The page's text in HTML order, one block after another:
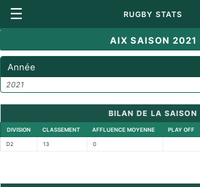
☰ RUGBY STATS
AIX SAISON 2021
Année
2021
BILAN DE LA SAISON
DIVISION CLASSEMENT AFFLUENCE MOYENNE PLAY OFF
D2 13 0